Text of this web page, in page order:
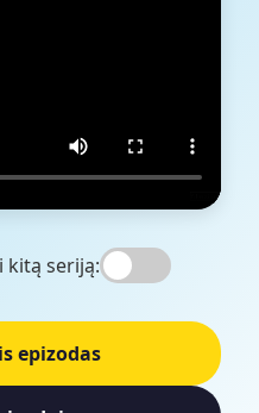
kitą seriją:
epizodas